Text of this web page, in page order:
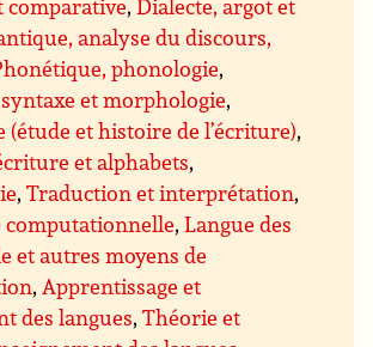
,Dialecte, argot et
analyse du discours,
phonologie,
et morphologie,
(étude et histoire de l’écriture),
et alphabets,
,Traduction et interprétation,
,Langue des
et autres moyens de
,Apprentissage et
des langues,Théorie et